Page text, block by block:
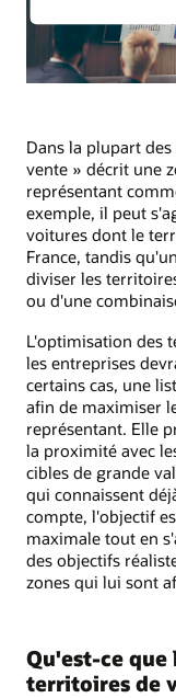
Dans la plupart
vente » décrit une
représentant
exemple, il peut
voitures dont le
France, tandis
diviser les
ou d'une
L'optimisation des
les entreprises
certains cas, une
afin de maximiser
représentant. Elle
la proximité avec
cibles de grande
qui connaissent
compte, l'objectif
maximale tout en
des objectifs
zones qui lui sont
Qu'est-ce
territoires de